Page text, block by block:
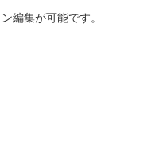
編集が可能です。